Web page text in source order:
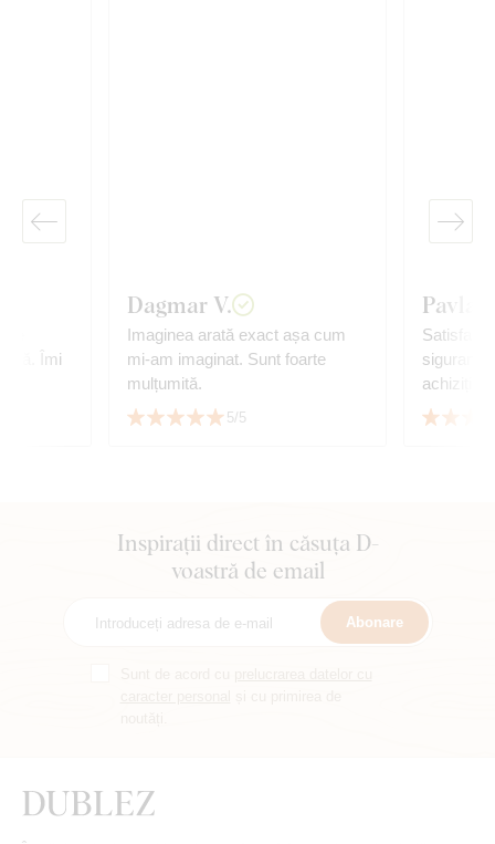
Îmi
Dagmar V.
Imaginea arată exact așa cum
mi-am imaginat. Sunt foarte
mulțumită.
5/5
Pavla
siguranță
achiziție.
Inspirații direct în căsuța D-
voastră de email
Abonare